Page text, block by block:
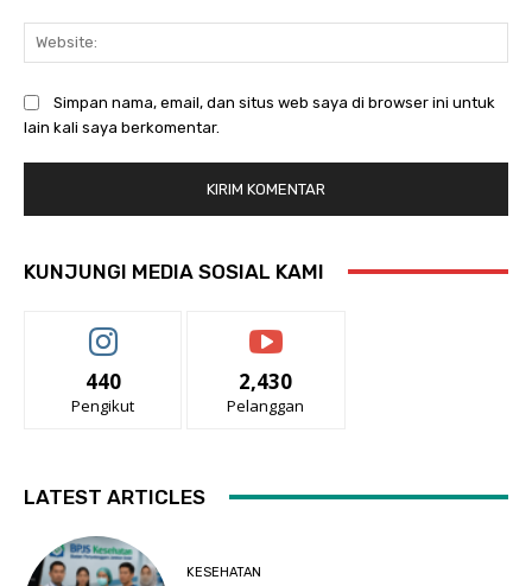
Simpan nama, email, dan situs web saya di browser ini untuk
lain kali saya berkomentar.
KUNJUNGI MEDIA SOSIAL KAMI
440
Pengikut
2,430
Pelanggan
LATEST ARTICLES
KESEHATAN